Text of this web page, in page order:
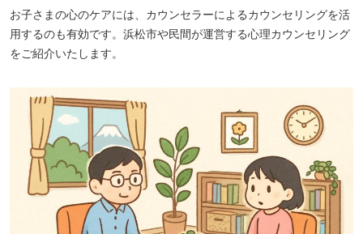
お子さまの心のケアには、カウンセラーによるカウンセリングを活
用するのも有効です。浜松市や民間が運営する心理カウンセリング
をご紹介いたします。